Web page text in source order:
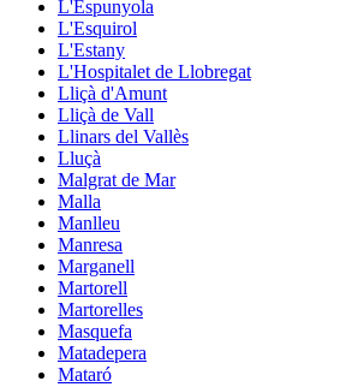
L'Espunyola
L'Esquirol
L'Estany
L'Hospitalet de Llobregat
Lliçà d'Amunt
Lliçà de Vall
Llinars del Vallès
Lluçà
Malgrat de Mar
Malla
Manlleu
Manresa
Marganell
Martorell
Martorelles
Masquefa
Matadepera
Mataró